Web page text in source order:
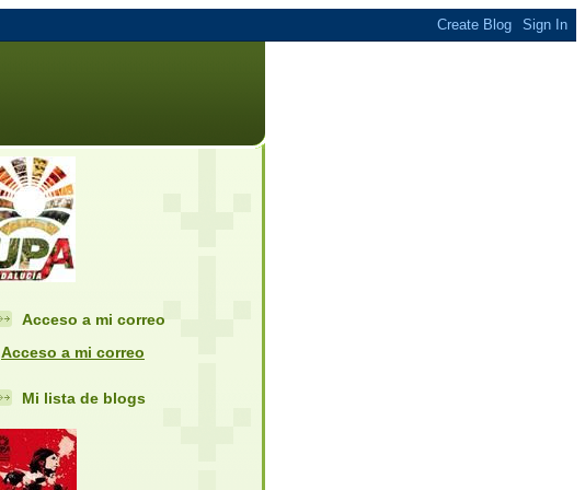
Acceso a mi correo
Acceso a mi correo
Mi lista de blogs